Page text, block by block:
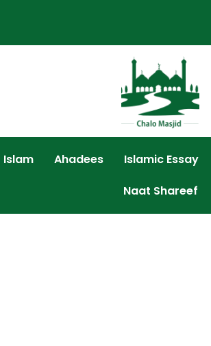
Islam Ahadees Islamic Essay
Naat Shareef